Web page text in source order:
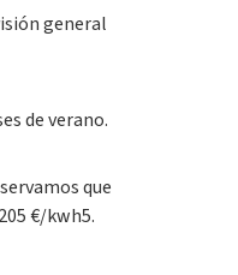
general
de verano.
que
€/kwh5.